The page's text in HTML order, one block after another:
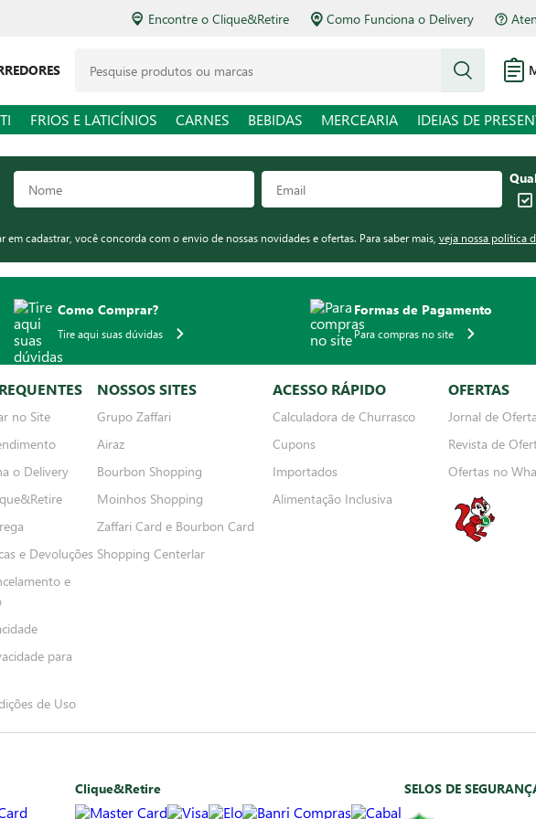
Encontre o Clique&Retire Como Funciona o Delivery
FRIOS E LATICÍNIOS CARNES BEBIDAS MERCEARIA IDEIAS DE
em cadastrar, você concorda com o envio de nossas novidades e ofertas. Para saber mais, veja nossa política
Como Comprar?
Tire aqui suas dúvidas
Formas de Pagamento
Para compras no site
no Site
o Delivery
e Devoluções
e
para
de Uso
NOSSOS SITES
Grupo Zaffari
Airaz
Bourbon Shopping
Moinhos Shopping
Zaffari Card e Bourbon Card
Shopping Centerlar
ACESSO RÁPIDO
Calculadora de Churrasco
Cupons
Importados
Alimentação Inclusiva
OFERTAS
Jornal de
Revista de
Ofertas no
Clique&Retire SELOS DE